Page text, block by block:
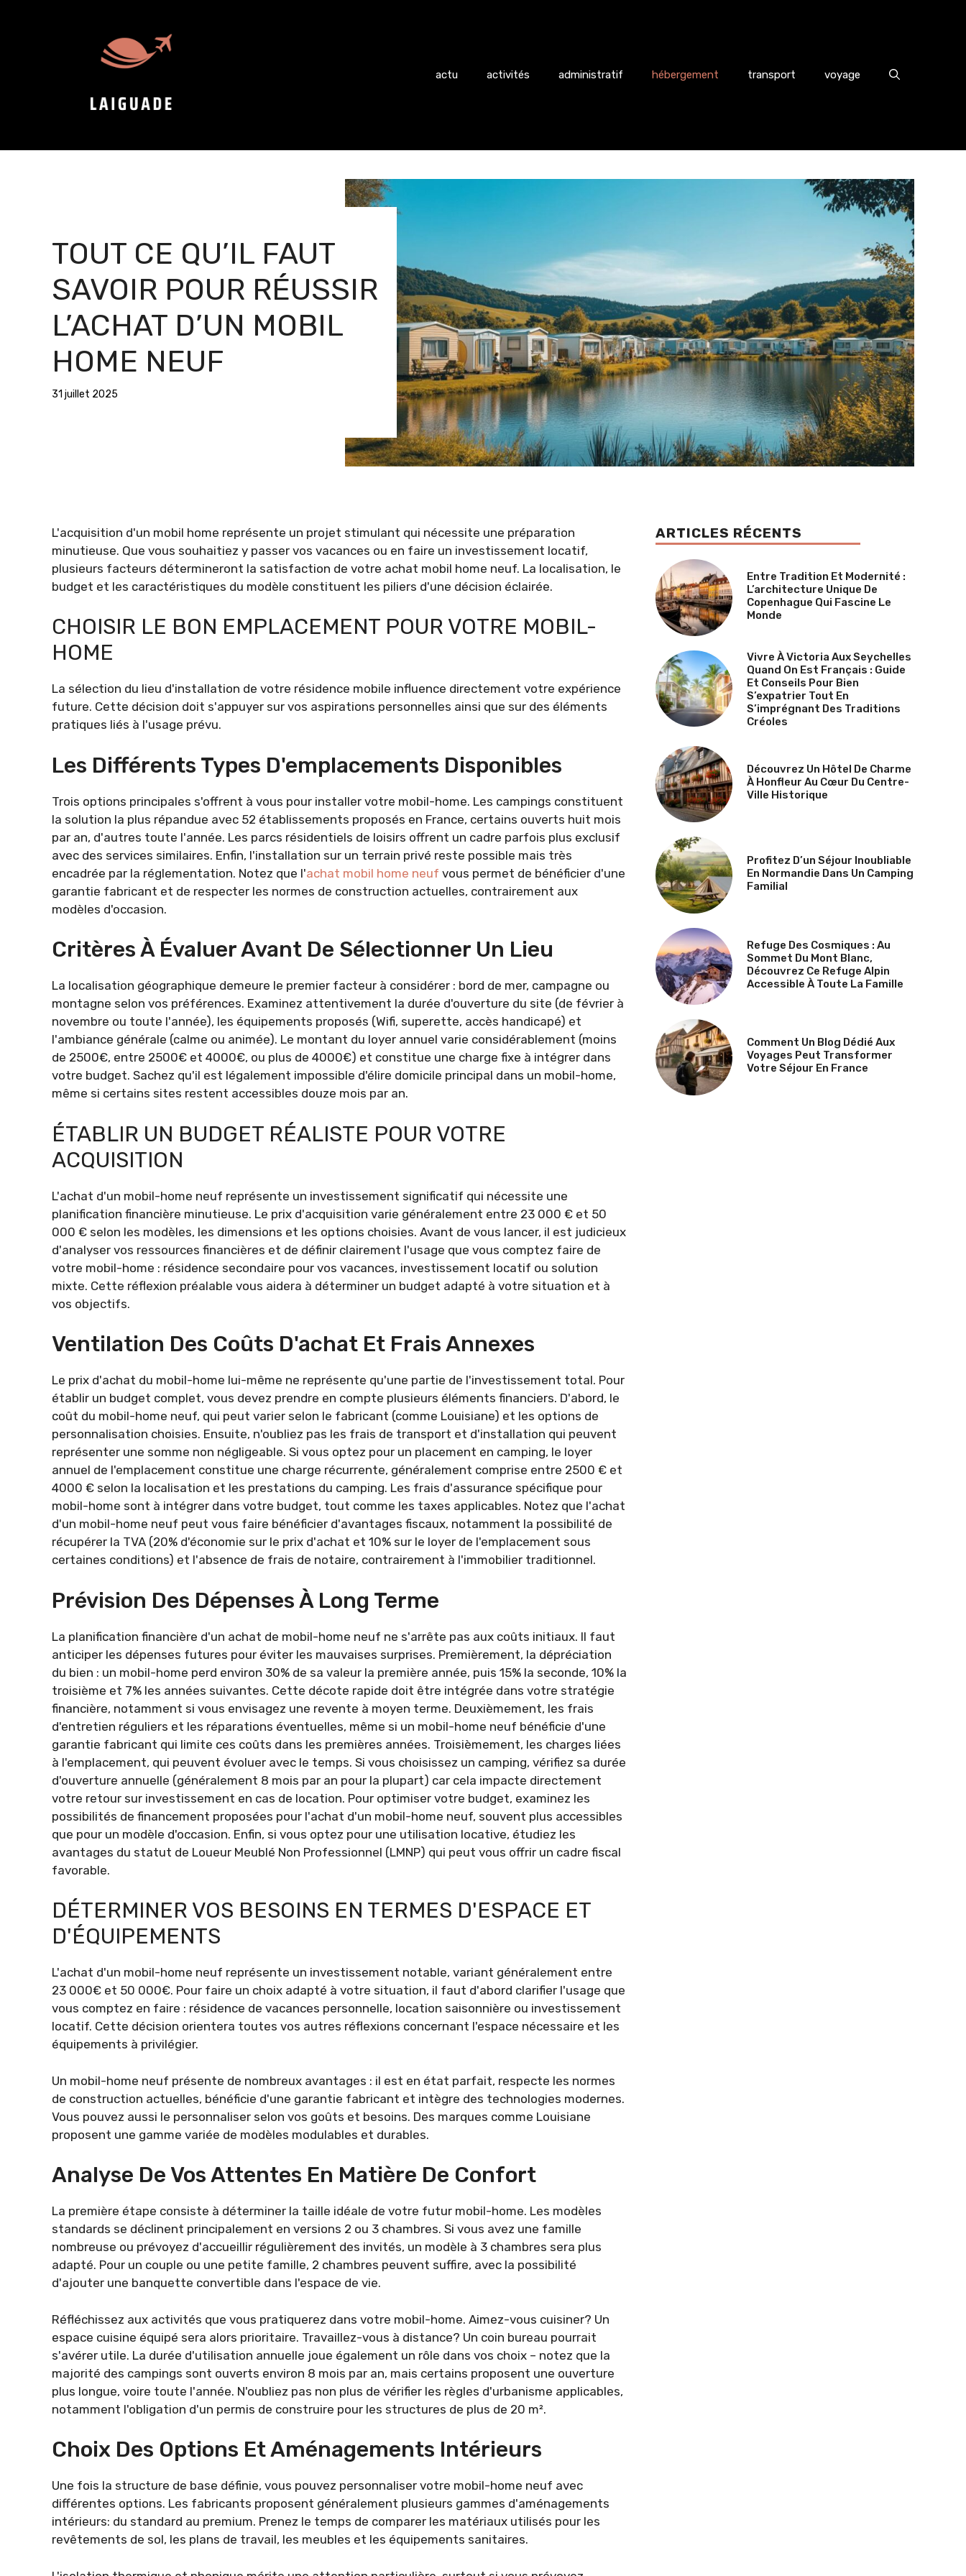
actu activités administratif hébergement transport voyage
TOUT CE QU’IL FAUT
SAVOIR POUR RÉUSSIR
L’ACHAT D’UN MOBIL
HOME NEUF
31 juillet 2025
L'acquisition d'un mobil home représente un projet stimulant qui nécessite une préparation
minutieuse. Que vous souhaitiez y passer vos vacances ou en faire un investissement locatif,
plusieurs facteurs détermineront la satisfaction de votre achat mobil home neuf. La localisation, le
budget et les caractéristiques du modèle constituent les piliers d'une décision éclairée.
CHOISIR LE BON EMPLACEMENT POUR VOTRE MOBIL-
HOME
La sélection du lieu d'installation de votre résidence mobile influence directement votre expérience
future. Cette décision doit s'appuyer sur vos aspirations personnelles ainsi que sur des éléments
pratiques liés à l'usage prévu.
Les Différents Types D'emplacements Disponibles
Trois options principales s'offrent à vous pour installer votre mobil-home. Les campings constituent
la solution la plus répandue avec 52 établissements proposés en France, certains ouverts huit mois
par an, d'autres toute l'année. Les parcs résidentiels de loisirs offrent un cadre parfois plus exclusif
avec des services similaires. Enfin, l'installation sur un terrain privé reste possible mais très
encadrée par la réglementation. Notez que l'achat mobil home neuf vous permet de bénéficier d'une
garantie fabricant et de respecter les normes de construction actuelles, contrairement aux
modèles d'occasion.
Critères À Évaluer Avant De Sélectionner Un Lieu
La localisation géographique demeure le premier facteur à considérer : bord de mer, campagne ou
montagne selon vos préférences. Examinez attentivement la durée d'ouverture du site (de février à
novembre ou toute l'année), les équipements proposés (Wifi, superette, accès handicapé) et
l'ambiance générale (calme ou animée). Le montant du loyer annuel varie considérablement (moins
de 2500€, entre 2500€ et 4000€, ou plus de 4000€) et constitue une charge fixe à intégrer dans
votre budget. Sachez qu'il est légalement impossible d'élire domicile principal dans un mobil-home,
même si certains sites restent accessibles douze mois par an.
ÉTABLIR UN BUDGET RÉALISTE POUR VOTRE
ACQUISITION
L'achat d'un mobil-home neuf représente un investissement significatif qui nécessite une
planification financière minutieuse. Le prix d'acquisition varie généralement entre 23 000 € et 50
000 € selon les modèles, les dimensions et les options choisies. Avant de vous lancer, il est judicieux
d'analyser vos ressources financières et de définir clairement l'usage que vous comptez faire de
votre mobil-home : résidence secondaire pour vos vacances, investissement locatif ou solution
mixte. Cette réflexion préalable vous aidera à déterminer un budget adapté à votre situation et à
vos objectifs.
Ventilation Des Coûts D'achat Et Frais Annexes
Le prix d'achat du mobil-home lui-même ne représente qu'une partie de l'investissement total. Pour
établir un budget complet, vous devez prendre en compte plusieurs éléments financiers. D'abord, le
coût du mobil-home neuf, qui peut varier selon le fabricant (comme Louisiane) et les options de
personnalisation choisies. Ensuite, n'oubliez pas les frais de transport et d'installation qui peuvent
représenter une somme non négligeable. Si vous optez pour un placement en camping, le loyer
annuel de l'emplacement constitue une charge récurrente, généralement comprise entre 2500 € et
4000 € selon la localisation et les prestations du camping. Les frais d'assurance spécifique pour
mobil-home sont à intégrer dans votre budget, tout comme les taxes applicables. Notez que l'achat
d'un mobil-home neuf peut vous faire bénéficier d'avantages fiscaux, notamment la possibilité de
récupérer la TVA (20% d'économie sur le prix d'achat et 10% sur le loyer de l'emplacement sous
certaines conditions) et l'absence de frais de notaire, contrairement à l'immobilier traditionnel.
Prévision Des Dépenses À Long Terme
La planification financière d'un achat de mobil-home neuf ne s'arrête pas aux coûts initiaux. Il faut
anticiper les dépenses futures pour éviter les mauvaises surprises. Premièrement, la dépréciation
du bien : un mobil-home perd environ 30% de sa valeur la première année, puis 15% la seconde, 10% la
troisième et 7% les années suivantes. Cette décote rapide doit être intégrée dans votre stratégie
financière, notamment si vous envisagez une revente à moyen terme. Deuxièmement, les frais
d'entretien réguliers et les réparations éventuelles, même si un mobil-home neuf bénéficie d'une
garantie fabricant qui limite ces coûts dans les premières années. Troisièmement, les charges liées
à l'emplacement, qui peuvent évoluer avec le temps. Si vous choisissez un camping, vérifiez sa durée
d'ouverture annuelle (généralement 8 mois par an pour la plupart) car cela impacte directement
votre retour sur investissement en cas de location. Pour optimiser votre budget, examinez les
possibilités de financement proposées pour l'achat d'un mobil-home neuf, souvent plus accessibles
que pour un modèle d'occasion. Enfin, si vous optez pour une utilisation locative, étudiez les
avantages du statut de Loueur Meublé Non Professionnel (LMNP) qui peut vous offrir un cadre fiscal
favorable.
DÉTERMINER VOS BESOINS EN TERMES D'ESPACE ET
D'ÉQUIPEMENTS
L'achat d'un mobil-home neuf représente un investissement notable, variant généralement entre
23 000€ et 50 000€. Pour faire un choix adapté à votre situation, il faut d'abord clarifier l'usage que
vous comptez en faire : résidence de vacances personnelle, location saisonnière ou investissement
locatif. Cette décision orientera toutes vos autres réflexions concernant l'espace nécessaire et les
équipements à privilégier.
Un mobil-home neuf présente de nombreux avantages : il est en état parfait, respecte les normes
de construction actuelles, bénéficie d'une garantie fabricant et intègre des technologies modernes.
Vous pouvez aussi le personnaliser selon vos goûts et besoins. Des marques comme Louisiane
proposent une gamme variée de modèles modulables et durables.
Analyse De Vos Attentes En Matière De Confort
La première étape consiste à déterminer la taille idéale de votre futur mobil-home. Les modèles
standards se déclinent principalement en versions 2 ou 3 chambres. Si vous avez une famille
nombreuse ou prévoyez d'accueillir régulièrement des invités, un modèle à 3 chambres sera plus
adapté. Pour un couple ou une petite famille, 2 chambres peuvent suffire, avec la possibilité
d'ajouter une banquette convertible dans l'espace de vie.
Réfléchissez aux activités que vous pratiquerez dans votre mobil-home. Aimez-vous cuisiner? Un
espace cuisine équipé sera alors prioritaire. Travaillez-vous à distance? Un coin bureau pourrait
s'avérer utile. La durée d'utilisation annuelle joue également un rôle dans vos choix – notez que la
majorité des campings sont ouverts environ 8 mois par an, mais certains proposent une ouverture
plus longue, voire toute l'année. N'oubliez pas non plus de vérifier les règles d'urbanisme applicables,
notamment l'obligation d'un permis de construire pour les structures de plus de 20 m².
Choix Des Options Et Aménagements Intérieurs
Une fois la structure de base définie, vous pouvez personnaliser votre mobil-home neuf avec
différentes options. Les fabricants proposent généralement plusieurs gammes d'aménagements
intérieurs: du standard au premium. Prenez le temps de comparer les matériaux utilisés pour les
revêtements de sol, les plans de travail, les meubles et les équipements sanitaires.
ARTICLES RÉCENTS
Entre Tradition Et Modernité :
L’architecture Unique De
Copenhague Qui Fascine Le
Monde
Vivre À Victoria Aux Seychelles
Quand On Est Français : Guide
Et Conseils Pour Bien
S’expatrier Tout En
S’imprégnant Des Traditions
Créoles
Découvrez Un Hôtel De Charme
À Honfleur Au Cœur Du Centre-
Ville Historique
Profitez D’un Séjour Inoubliable
En Normandie Dans Un Camping
Familial
Refuge Des Cosmiques : Au
Sommet Du Mont Blanc,
Découvrez Ce Refuge Alpin
Accessible À Toute La Famille
Comment Un Blog Dédié Aux
Voyages Peut Transformer
Votre Séjour En France